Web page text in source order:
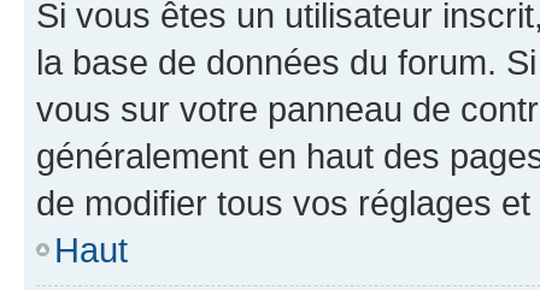
Si vous êtes un utilisateur
la base de données du forum.
vous sur votre panneau de
généralement en haut des
de modifier tous vos réglages
Haut